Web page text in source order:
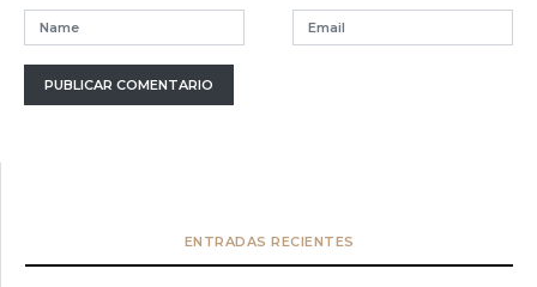
ENTRADAS RECIENTES